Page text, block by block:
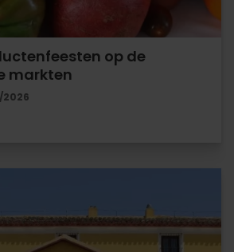
op de
markten
2026